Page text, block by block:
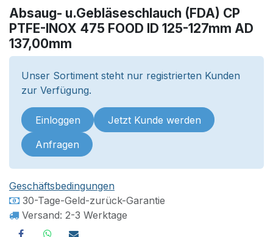
Absaug- u.Gebläseschlauch (FDA) CP
PTFE-INOX 475 FOOD ID 125-127mm AD
137,00mm
Unser Sortiment steht nur registrierten Kunden
zur Verfügung.
Einloggen Jetzt Kunde werden
Anfragen
Geschäftsbedingungen
30-Tage-Geld-zurück-Garantie
Versand: 2-3 Werktage